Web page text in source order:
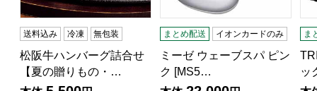
送料込み 冷凍 無包装
松阪牛ハンバーグ詰合せ
【夏の贈りもの・…
まとめ配送 イオンカードのみ
ミーゼ ウェーブスパ ピン
ク [MS5…
ま
ッ